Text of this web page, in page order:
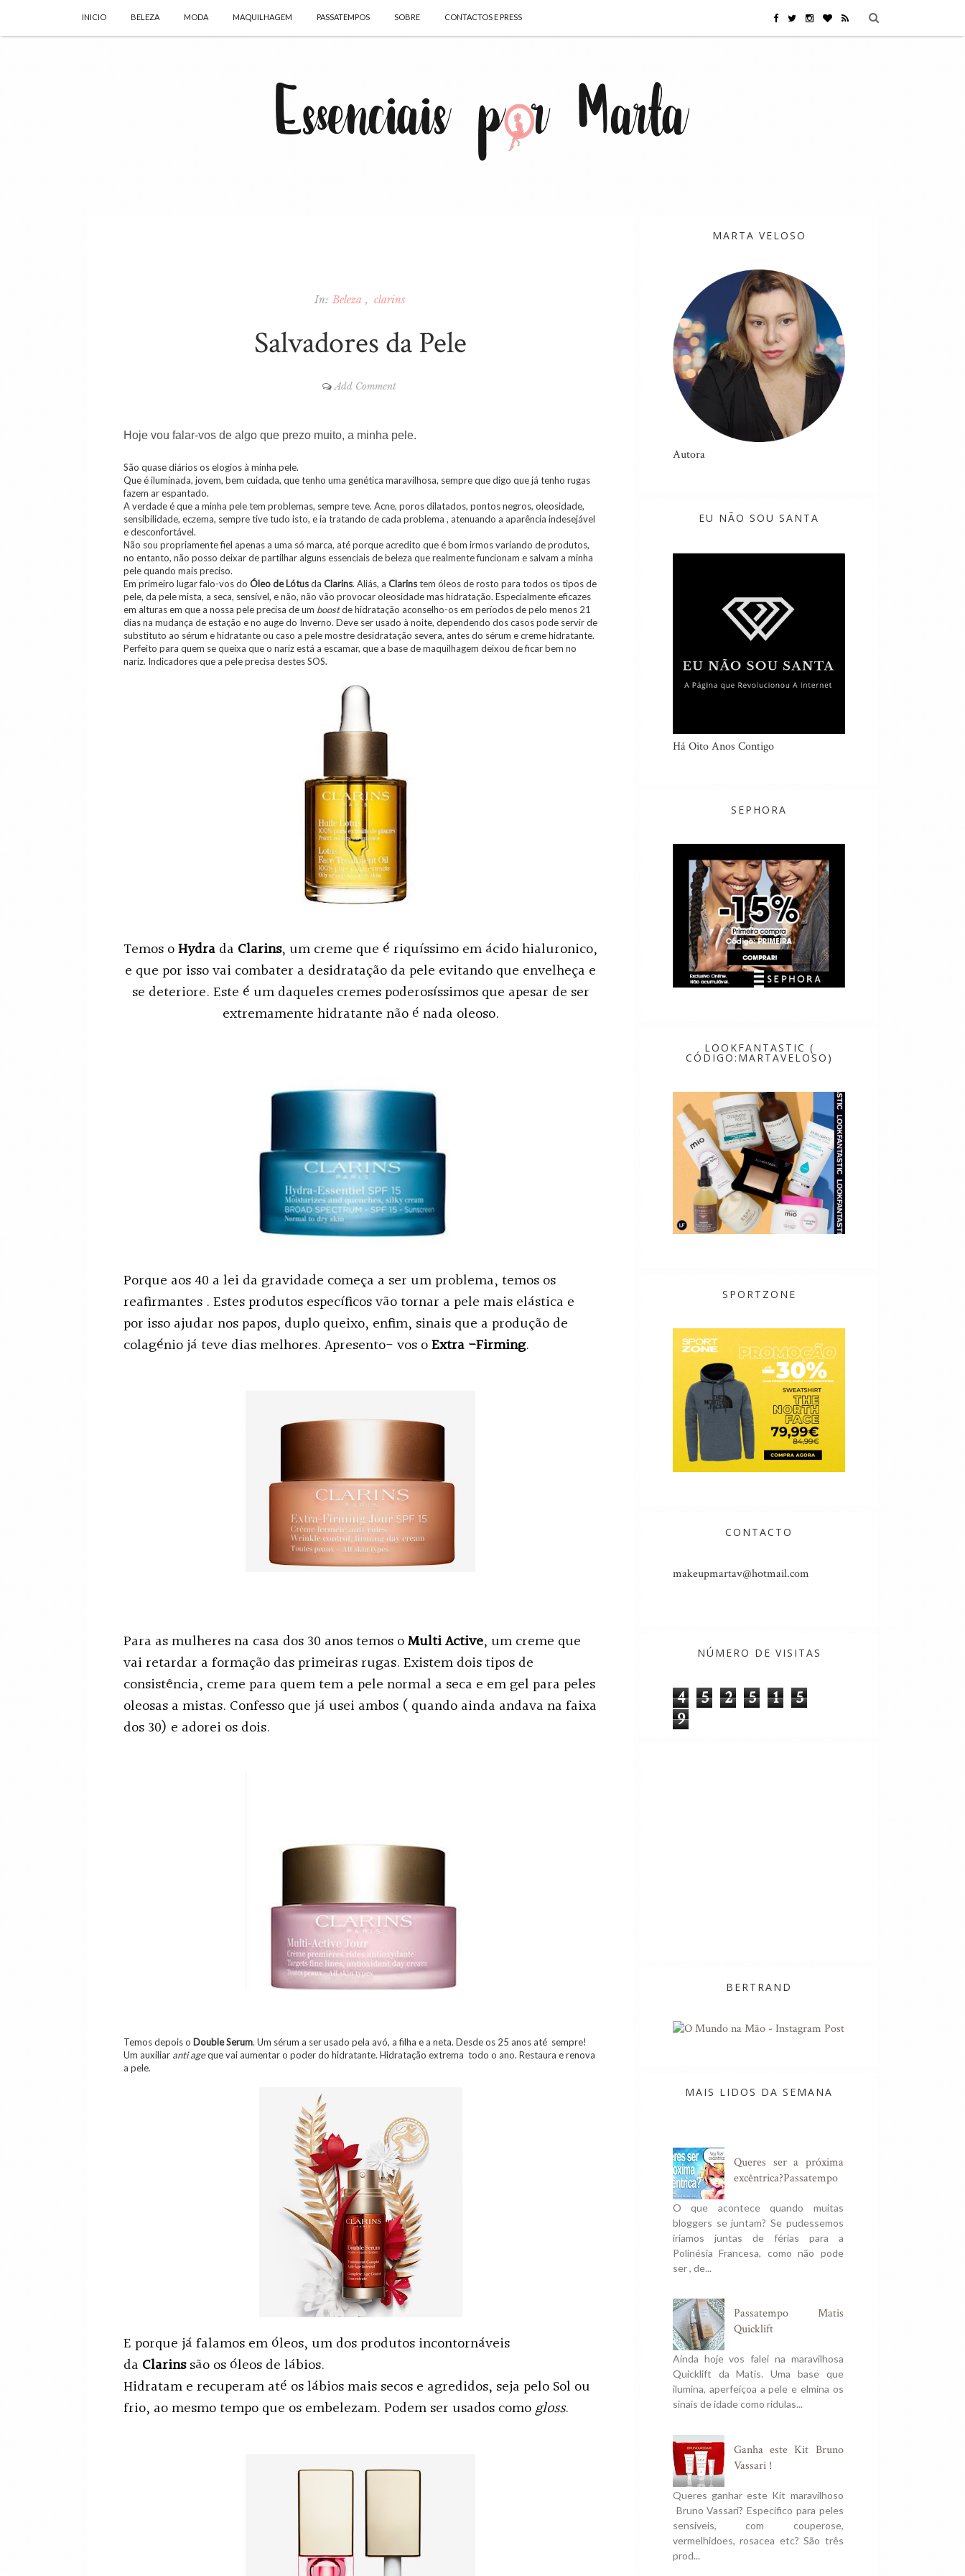
INICIO BELEZA MODA MAQUILHAGEM PASSATEMPOS SOBRE CONTACTOS E PRESS
In: Beleza clarins
Salvadores da Pele
Add Comment
Hoje vou falar-vos de algo que prezo muito, a minha pele.
São quase diários os elogios à minha pele.
Que é iluminada, jovem, bem cuidada, que tenho uma genética maravilhosa, sempre que digo que já tenho rugas
fazem ar espantado.
A verdade é que a minha pele tem problemas, sempre teve. Acne, poros dilatados, pontos negros, oleosidade,
sensibilidade, eczema, sempre tive tudo isto, e ia tratando de cada problema , atenuando a aparência indesejável
e desconfortável.
Não sou propriamente fiel apenas a uma só marca, até porque acredito que é bom irmos variando de produtos,
no entanto, não posso deixar de partilhar alguns essenciais de beleza que realmente funcionam e salvam a minha
pele quando mais preciso.
Em primeiro lugar falo-vos do Óleo de Lótusda Clarins. Aliás, a Clarinstem óleos de rosto para todos os tipos de
pele, da pele mista, a seca, sensível, e não, não vão provocar oleosidade mas hidratação. Especialmente eficazes
em alturas em que a nossa pele precisa de um boostde hidratação aconselho-os em períodos de pelo menos 21
dias na mudança de estação e no auge do Inverno. Deve ser usado à noite, dependendo dos casos pode servir de
substituto ao sérum e hidratante ou caso a pele mostre desidratação severa, antes do sérum e creme hidratante.
Perfeito para quem se queixa que o nariz está a escamar, que a base de maquilhagem deixou de ficar bem no
nariz. Indicadores que a pele precisa destes SOS.
Temos oHydrada Clarins, um creme que é riquíssimo em ácido hialuronico,
e que por isso vai combater a desidratação da pele evitando que envelheça e
se deteriore. Este é um daqueles cremes poderosíssimos que apesar de ser
extremamente hidratante não é nada oleoso.
Porque aos 40 a lei da gravidade começa a ser um problema, temos os
reafirmantes . Estes produtos específicos vão tornar a pele mais elástica e
por isso ajudar nos papos, duplo queixo, enfim, sinais que a produção de
colagénio já teve dias melhores. Apresento- vos oExtra -Firming.
Para as mulheres na casa dos 30 anos temos oMulti Active, um creme que
vai retardar a formação das primeiras rugas. Existem dois tipos de
consistência, creme para quem tem a pele normal a seca e em gel para peles
oleosas a mistas. Confesso que já usei ambos ( quando ainda andava na faixa
dos 30) e adorei os dois.
Temos depois o Double Serum. Um sérum a ser usado pela avó, a filha e a neta. Desde os 25 anos até sempre!
Um auxiliar anti ageque vai aumentar o poder do hidratante. Hidratação extrema todo o ano. Restaura e renova
a pele.
E porque já falamos em óleos, um dos produtos incontornáveis
da Clarinssão os óleos de lábios.
Hidratam e recuperam até os lábios mais secos e agredidos, seja pelo Sol ou
frio, ao mesmo tempo que os embelezam. Podem ser usados comogloss.
MARTA VELOSO
Autora
EU NÃO SOU SANTA
Há Oito Anos Contigo
SEPHORA
LOOKFANTASTIC (
CÓDIGO:MARTAVELOSO)
SPORTZONE
CONTACTO
makeupmartav@hotmail.com
NÚMERO DE VISITAS
4 5 2 5 1
5
9
BERTRAND
MAIS LIDOS DA SEMANA
Queres ser a próxima
excêntrica?Passatempo
O que acontece quando muitas
bloggers se juntam? Se pudessemos
iriamos juntas de férias para a
Polinésia Francesa, como não pode
ser , de...
Passatempo Matis
Quicklift
Ainda hoje vos falei na maravilhosa
Quicklift da Matis. Uma base que
ilumina, aperfeiçoa a pele e elmina os
sinais de idade como ridulas...
Ganha este Kit Bruno
Vassari !
Queres ganhar este Kit maravilhoso
Bruno Vassari? Especifico para peles
sensiveis, com couperose,
vermelhidoes, rosacea etc? São três
prod...